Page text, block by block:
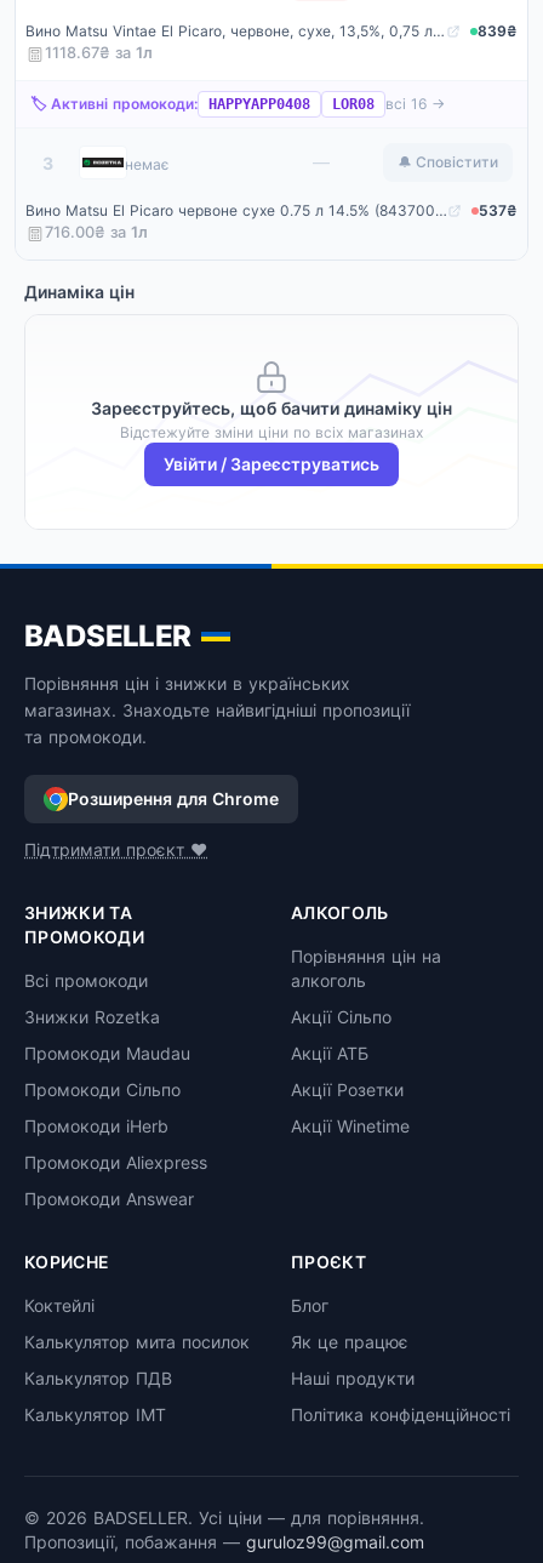
Вино Matsu Vintae El Picaro, червоне, сухе, 13,5%, 0,75 л (8000015426282)
839₴
1118.67₴ за 1л
🏷️ Активні промокоди: HAPPYAPP0408 LOR08 всі 16 →
3 Rozetka
немає — 🔔 Сповістити
Вино Matsu El Picaro червоне сухе 0.75 л 14.5% (8437008695822H)
537₴
716.00₴ за 1л
Динаміка цін
Зареєструйтесь, щоб бачити динаміку цін
Відстежуйте зміни ціни по всіх магазинах
Увійти / Зареєструватись
BADSELLER
Порівняння цін і знижки в українських
магазинах. Знаходьте найвигідніші пропозиції
та промокоди.
Розширення для Chrome
Підтримати проєкт ❤️
ЗНИЖКИ ТА
ПРОМОКОДИ
Всі промокоди
Знижки Rozetka
Промокоди Maudau
Промокоди Сільпо
Промокоди iHerb
Промокоди Aliexpress
Промокоди Answear
АЛКОГОЛЬ
Порівняння цін на
алкоголь
Акції Сільпо
Акції АТБ
Акції Розетки
Акції Winetime
КОРИСНЕ
Коктейлі
Калькулятор мита посилок
Калькулятор ПДВ
Калькулятор ІМТ
ПРОЄКТ
Блог
Як це працює
Наші продукти
Політика конфіденційності
© 2026 BADSELLER. Усі ціни — для порівняння.
Пропозиції, побажання — guruloz99@gmail.com